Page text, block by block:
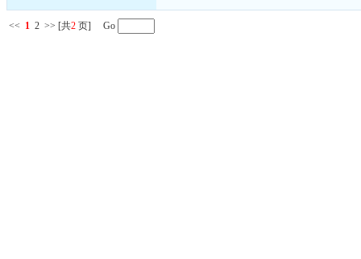
<< 1 2 >> [共2 页] Go